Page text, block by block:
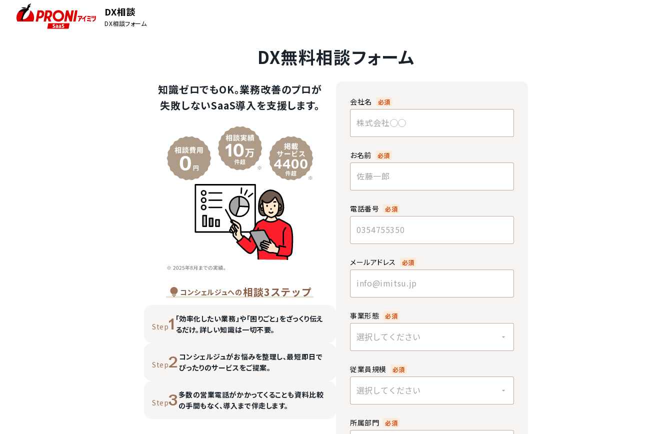
DX相談
DX相談フォーム
DX無料相談フォーム
知識ゼロでもOK。業務改善のプロが
失敗しないSaaS導入を支援します。
コンシェルジュへの相談3ステップ
Step1 「効率化したい業務」や「困りごと」をざっくり伝え
るだけ。詳しい知識は一切不要。
Step2 コンシェルジュがお悩みを整理し、最短即日で
ぴったりのサービスをご提案。
Step3多数の営業電話がかかってくることも資料比較
の手間もなく、導入まで伴走します。
会社名 必須
お名前 必須
電話番号 必須
メールアドレス 必須
事業形態 必須
選択してください
従業員規模 必須
選択してください
所属部門 必須